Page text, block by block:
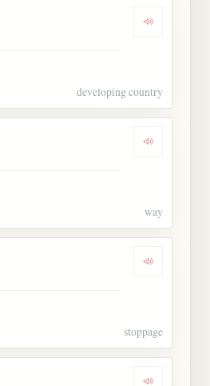
Dengarkan
developing country
Dengarkan
way
Dengarkan
stoppage